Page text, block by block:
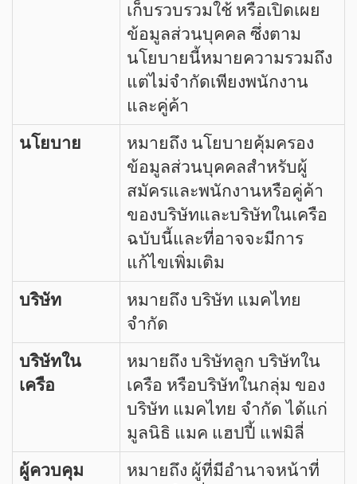
เก็บรวบรวมใช้ หรือเปิดเผย
ข้อมูลส่วนบุคคล ซึ่งตาม
นโยบายนี้หมายความรวมถึง
แต่ไม่จำกัดเพียงพนักงาน
และคู่ค้า
นโยบาย
หมายถึง นโยบายคุ้มครอง
ข้อมูลส่วนบุคคลสำหรับผู้
สมัครและพนักงานหรือคู่ค้า
ของบริษัทและบริษัทในเครือ
ฉบับนี้และที่อาจจะมีการ
แก้ไขเพิ่มเติม
บริษัท
หมายถึง บริษัท แมคไทย
จำกัด
บริษัทใน
เครือ
หมายถึง บริษัทลูก บริษัทใน
เครือ หรือบริษัทในกลุ่ม ของ
บริษัท แมคไทย จำกัด ได้แก่
มูลนิธิ แมค แฮปปี้ แฟมิลี่
ผู้ควบคุม
หมายถึง ผู้ที่มีอำนาจหน้าที่